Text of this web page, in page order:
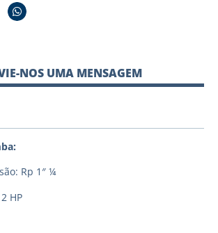
NOS UMA MENSAGEM
Rp 1″ ¼
HP